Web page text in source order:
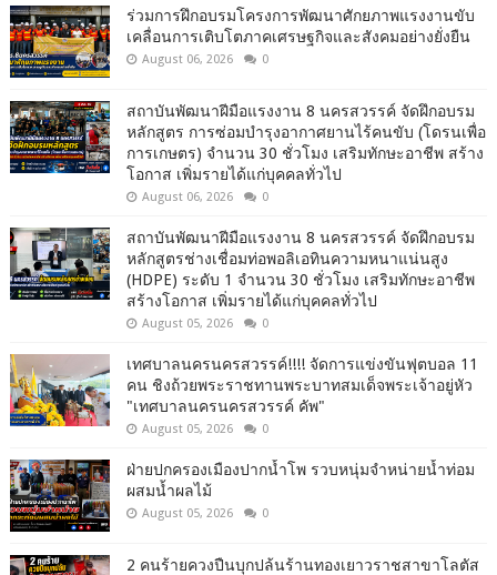
ร่วมการฝึกอบรมโครงการพัฒนาศักยภาพแรงงานขับ
เคลื่อนการเติบโตภาคเศรษฐกิจและสังคมอย่างยั่งยืน
August 06, 2026 0
สถาบันพัฒนาฝีมือแรงงาน 8 นครสวรรค์ จัดฝึกอบรม
หลักสูตร การซ่อมบำรุงอากาศยานไร้คนขับ (โดรนเพื่อ
การเกษตร) จำนวน 30 ชั่วโมง เสริมทักษะอาชีพ สร้าง
โอกาส เพิ่มรายได้แก่บุคคลทั่วไป
August 06, 2026 0
สถาบันพัฒนาฝีมือแรงงาน 8 นครสวรรค์ จัดฝึกอบรม
หลักสูตรช่างเชื่อมท่อพอลิเอทินความหนาแน่นสูง
(HDPE) ระดับ 1 จำนวน 30 ชั่วโมง เสริมทักษะอาชีพ
สร้างโอกาส เพิ่มรายได้แก่บุคคลทั่วไป
August 05, 2026 0
เทศบาลนครนครสวรรค์!!!! จัดการแข่งขันฟุตบอล 11
คน ชิงถ้วยพระราชทานพระบาทสมเด็จพระเจ้าอยู่หัว
"เทศบาลนครนครสวรรค์ คัพ"
August 05, 2026 0
ฝ่ายปกครองเมืองปากน้ำโพ รวบหนุ่มจำหน่ายน้ำท่อม
ผสมน้ำผลไม้
August 05, 2026 0
2 คนร้ายควงปืนบุกปล้นร้านทองเยาวราชสาขาโลตัส